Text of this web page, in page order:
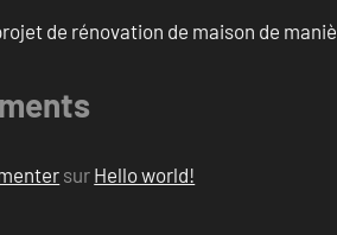
de rénovation de maison de
sur Hello world!